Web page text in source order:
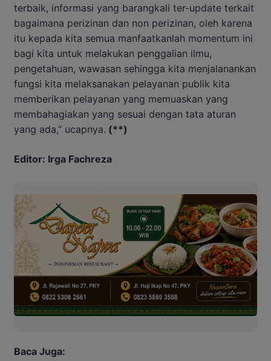
terbaik, informasi yang barangkali ter-update terkait
bagaimana perizinan dan non perizinan, oleh karena
itu kepada kita semua manfaatkanlah momentum ini
bagi kita untuk melakukan penggalian ilmu,
pengetahuan, wawasan sehingga kita menjalanankan
fungsi kita melaksanakan pelayanan publik kita
memberikan pelayanan yang memuaskan yang
membahagiakan yang sesuai dengan tata aturan
yang ada,” ucapnya. (**)
Editor: Irga Fachreza
Baca Juga: